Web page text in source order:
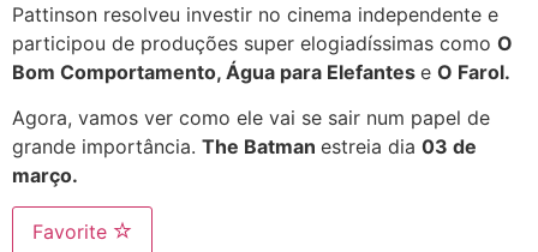
Pattinson resolveu investir no cinema independente e
participou de produções super elogiadíssimas como O
Bom Comportamento, Água para Elefantes e O Farol.
Agora, vamos ver como ele vai se sair num papel de
grande importância. The Batman estreia dia 03 de
março.
Favorite